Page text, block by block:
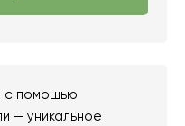
с помощью
— уникальное